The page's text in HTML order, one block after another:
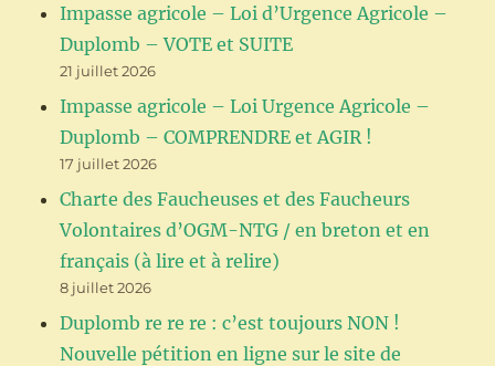
Impasse agricole – Loi d’Urgence Agricole –
Duplomb – VOTE et SUITE
21 juillet 2026
Impasse agricole – Loi Urgence Agricole –
Duplomb – COMPRENDRE et AGIR !
17 juillet 2026
Charte des Faucheuses et des Faucheurs
Volontaires d’OGM-NTG / en breton et en
français (à lire et à relire)
8 juillet 2026
Duplomb re re re : c’est toujours NON !
Nouvelle pétition en ligne sur le site de